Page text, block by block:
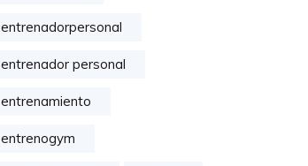
entrenadorpersonal
entrenador personal
entrenamiento
entrenogym